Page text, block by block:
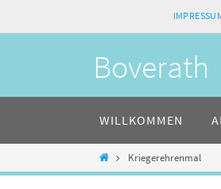
Boverath
WILLKOMMEN
HomeKriegerehrenmal